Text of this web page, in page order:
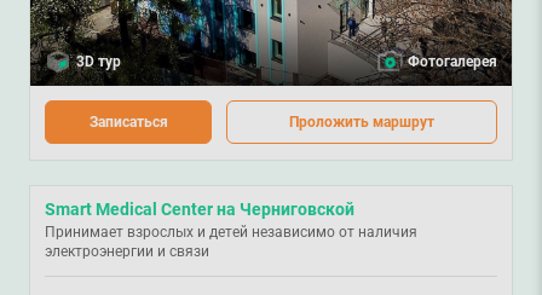
3D тур Фотогалерея
Записаться Проложить маршрут
Smart Medical Center на Черниговской
Принимает взрослых и детей независимо от наличия
электроэнергии и связи